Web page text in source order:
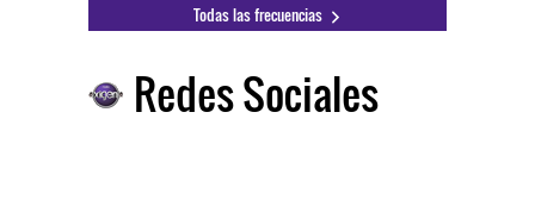
Todas las frecuencias
Redes Sociales